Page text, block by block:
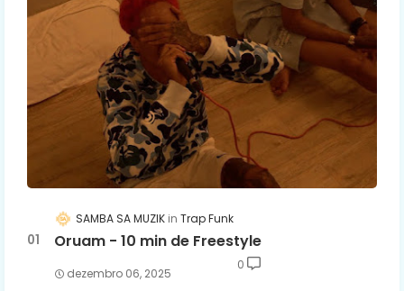
SAMBA SA MUZIK Trap Funk
Oruam - 10 min de Freestyle
dezembro 06, 2025
0